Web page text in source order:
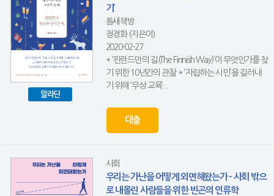
알라딘
기’
틈새책방
정경화 (지은이)
2020-02-27
* ‘핀란드만의 길(The Finnish Way)’이 무엇인가를 찾
기 위한 10년간의 관찰 * ‘자립하는 시민’을 길러내
기 위해 ‘무상 교육’...
대출
사회
우리는 가난을 어떻게 외면해왔는가 - 사회 밖으
로 내몰린 사람들을 위한 빈곤의 인류학